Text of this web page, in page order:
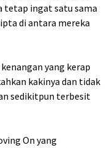
tetap ingat satu sama
di antara mereka
yang kerap
kakinya dan tidak
sedikitpun terbesit
On yang